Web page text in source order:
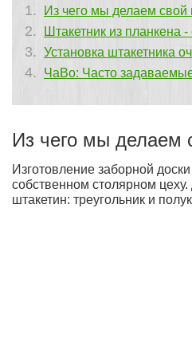
Из чего мы делаем свой
Штакетник из планкена
Установка штакетника
ЧаВо: Часто
Из чего мы делаем
Изготовление заборной
собственном столярном
штакетин: треугольник и